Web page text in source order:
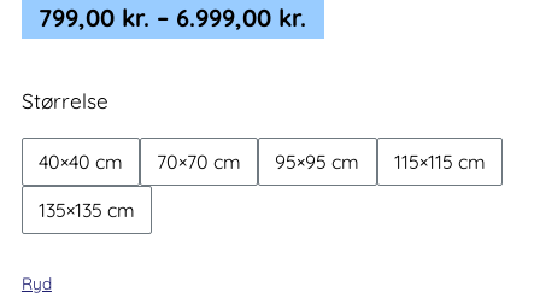
799,00 kr. – 6.999,00 kr.
799,00 kr.
Størrelse
40×40 cm 70×70 cm 95×95 cm
115×115 cm
135×135 cm
Ryd